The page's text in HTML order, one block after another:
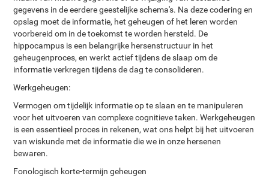
gegevens in de eerdere geestelijke schema's. Na deze codering en
opslag moet de informatie, het geheugen of het leren worden
voorbereid om in de toekomst te worden hersteld. De
hippocampus is een belangrijke hersenstructuur in het
geheugenproces, en werkt actief tijdens de slaap om de
informatie verkregen tijdens de dag te consolideren.
Werkgeheugen:
Vermogen om tijdelijk informatie op te slaan en te manipuleren
voor het uitvoeren van complexe cognitieve taken. Werkgeheugen
is een essentieel proces in rekenen, wat ons helpt bij het uitvoeren
van wiskunde met de informatie die we in onze hersenen
bewaren.
Fonologisch korte-termijn geheugen